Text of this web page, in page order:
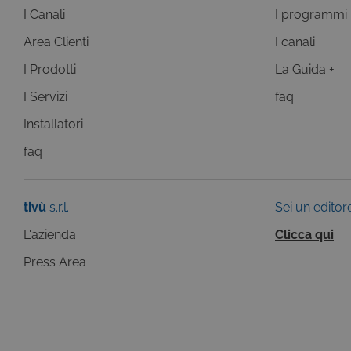
I Canali
Area Clienti
I Prodotti
I Servizi
Installatori
faq
I programmi
I canali
La Guida +
faq
tivù s.r.l.
L'azienda
Press Area
Sei un
Clicca qui
Questi cookie sono
risposta ad azioni da te
visualizzazione del sito e
selezionati (es. lingua,
CookieScriptConsent